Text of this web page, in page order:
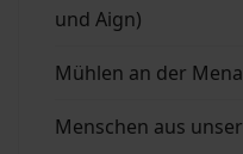
und Aign)
Mühlen an der
Menschen aus